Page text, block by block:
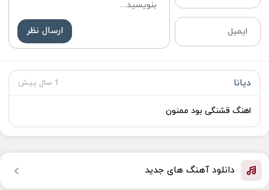
ارسال نظر
دیانا 1 سال پیش
اهنگ قشنگی بود ممنون
دانلود آهنگ های جدید